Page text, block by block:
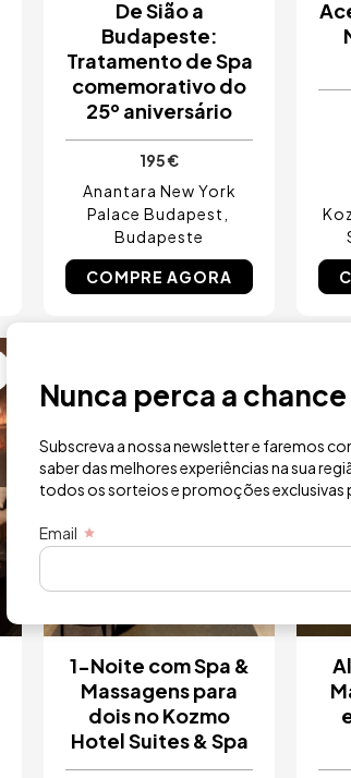
De Sião a
Budapeste:
Tratamento de Spa
comemorativo do
25º aniversário
195 €
Anantara New York
Palace Budapest
Budapeste
COMPRE AGORA
1-Noite com Spa &
Massagens para
dois no Kozmo
Hotel Suites & Spa
Nunca perca a
Subscreva a nossa newsletter e faremos
saber das melhores experiências na sua
todos os sorteios e promoções exclusivas
Email